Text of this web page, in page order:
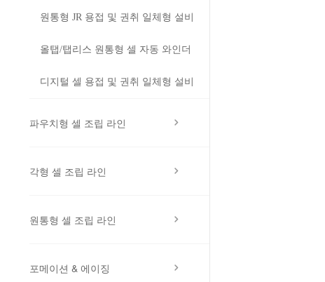
원통형 JR 용접 및 권취 일체형 설비
올탭/탭리스 원통형 셀 자동 와인더
디지털 셀 용접 및 권취 일체형 설비
파우치형 셀 조립 라인
각형 셀 조립 라인
원통형 셀 조립 라인
포메이션 & 에이징